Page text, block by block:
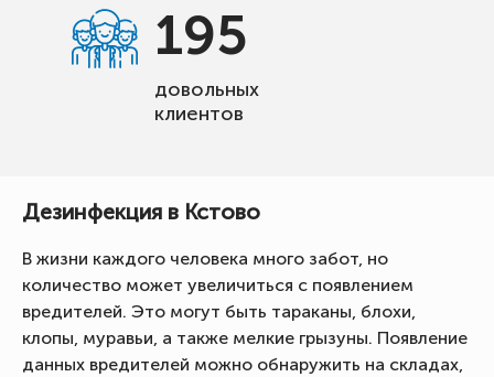
195
довольных
клиентов
Дезинфекция в Кстово
В жизни каждого человека много забот, но
количество может увеличиться с появлением
вредителей. Это могут быть тараканы, блохи,
клопы, муравьи, а также мелкие грызуны. Появление
данных вредителей можно обнаружить на складах,